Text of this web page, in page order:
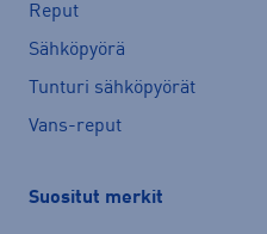
Reput
Sähköpyörä
Tunturi sähköpyörät
Vans-reput
Suositut merkit